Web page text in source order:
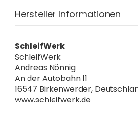
Hersteller Informationen
SchleifWerk
SchleifWerk
Andreas Nönnig
An der Autobahn 11
16547 Birkenwerder,
www.schleifwerk.de